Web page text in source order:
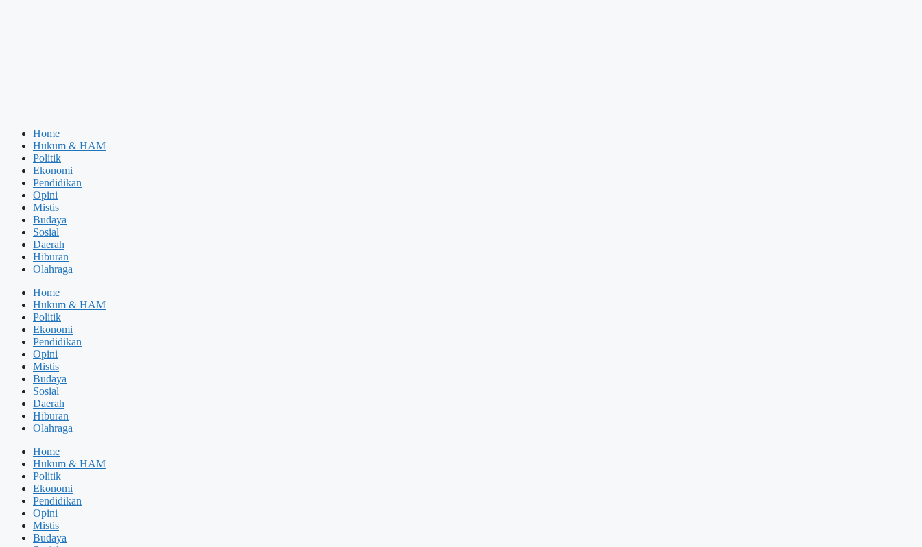
Home
Hukum & HAM
Politik
Ekonomi
Pendidikan
Opini
Mistis
Budaya
Sosial
Daerah
Hiburan
Olahraga
Home
Hukum & HAM
Politik
Ekonomi
Pendidikan
Opini
Mistis
Budaya
Sosial
Daerah
Hiburan
Olahraga
Home
Hukum & HAM
Politik
Ekonomi
Pendidikan
Opini
Mistis
Budaya